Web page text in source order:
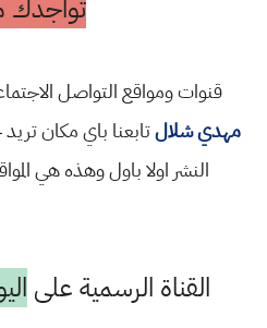
تواجدك معنا
ومواقع التواصل الاجتماعي
تابعنا باي مكان تريد حيث
اولا باول وهذه هي المواقع
الرسمية علىاليوتيوب